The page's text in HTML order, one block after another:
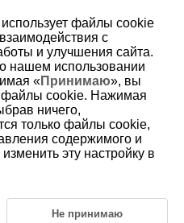
диапазона
или на карте памяти
файлы cookie
с
и улучшения сайта.
нашем использовании
«Принимаю», вы
файлы cookie. Нажимая
ничего,
только файлы cookie,
содержимого и
эту настройку в
Не принимаю